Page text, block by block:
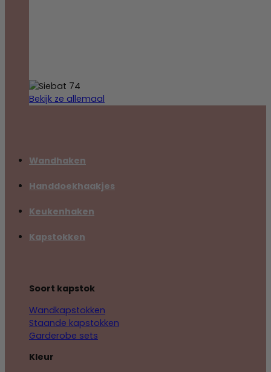
Bekijk ze allemaal
Wandhaken
Handdoekhaakjes
Keukenhaken
Kapstokken
Soort kapstok
Wandkapstokken
Staande kapstokken
Garderobe sets
Kleur